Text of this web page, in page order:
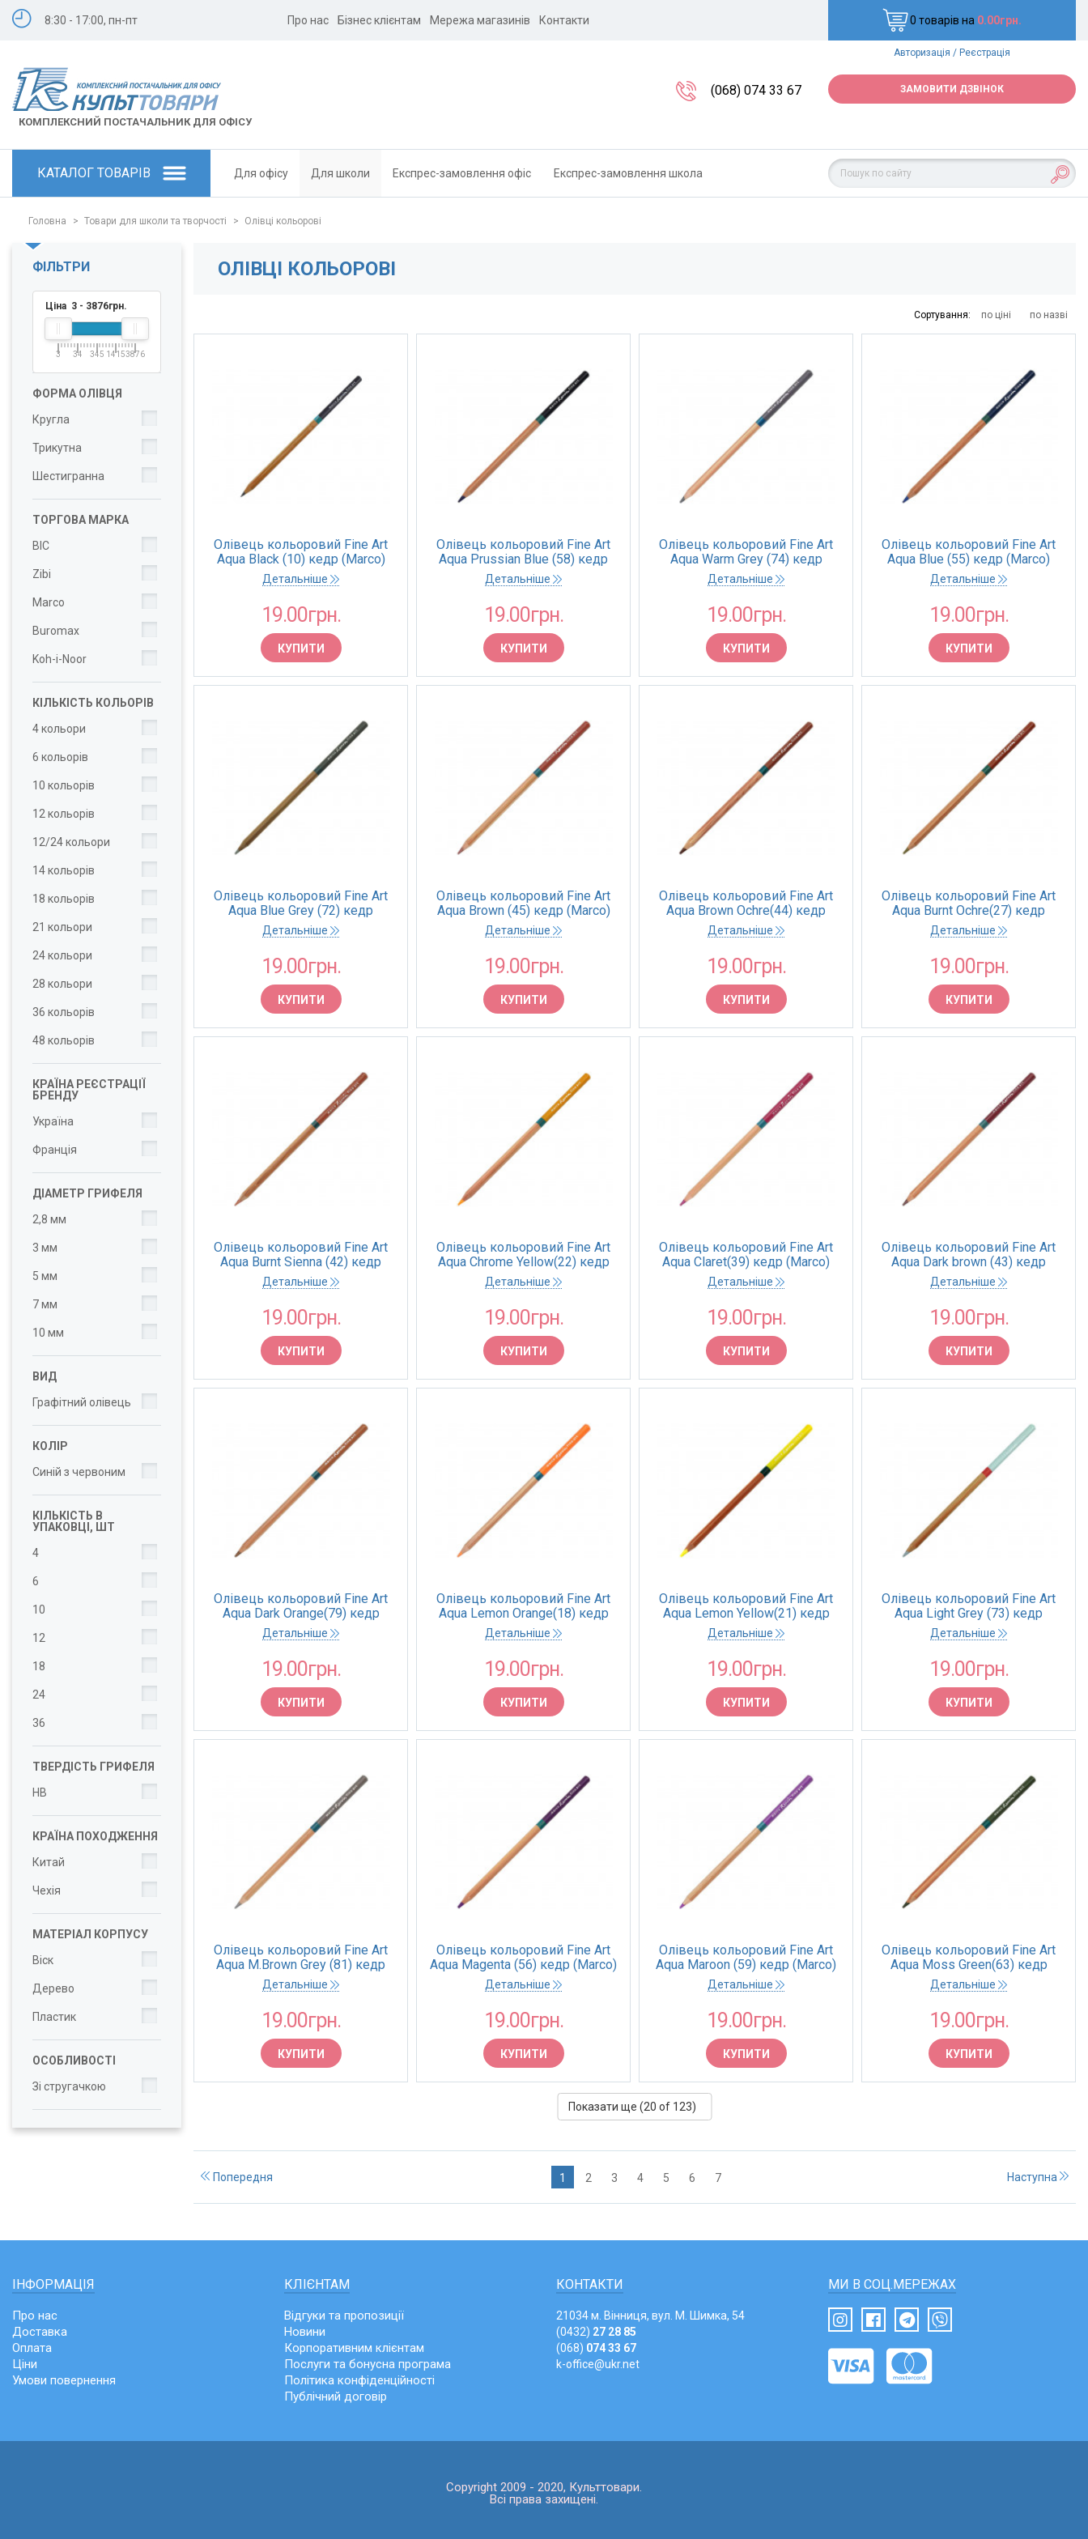
8:30 - 17:00, пн-пт Про нас Бізнес клієнтам Мережа магазинів Контакти 0 товарів на 0.00грн.
Авторизація / Реєстрація
КОМПЛЕКСНИЙ ПОСТАЧАЛЬНИК ДЛЯ ОФІСУ
(068) 074 33 67 ЗАМОВИТИ ДЗВІНОК
КАТАЛОГ ТОВАРІВ Для офісу Для школи Експрес-замовлення офіс Експрес-замовлення школа
Головна > Товари для школи та творчості > Олівці кольорові
ФІЛЬТРИ
Ціна 3 - 3876грн.
3 34 345 14153876
ФОРМА ОЛІВЦЯ
Кругла
Трикутна
Шестигранна
ТОРГОВА МАРКА
BIC
Zibi
Marco
Buromax
Koh-i-Noor
КІЛЬКІСТЬ КОЛЬОРІВ
4 кольори
6 кольорів
10 кольорів
12 кольорів
12/24 кольори
14 кольорів
18 кольорів
21 кольори
24 кольори
28 кольори
36 кольорів
48 кольорів
КРАЇНА РЕЄСТРАЦІЇ
БРЕНДУ
Україна
Франція
ДІАМЕТР ГРИФЕЛЯ
2,8 мм
3 мм
5 мм
7 мм
10 мм
ВИД
Графітний олівець
КОЛІР
Синій з червоним
КІЛЬКІСТЬ В
УПАКОВЦІ, ШТ
4
6
10
12
18
24
36
ТВЕРДІСТЬ ГРИФЕЛЯ
НВ
КРАЇНА ПОХОДЖЕННЯ
Китай
Чехія
МАТЕРІАЛ КОРПУСУ
Віск
Дерево
Пластик
ОСОБЛИВОСТІ
Зі стругачкою
ОЛІВЦІ КОЛЬОРОВІ
Сортування: по ціні по назві
Олівець кольоровий Fine Art
Aqua Black (10) кедр (Marco)
Детальніше
19.00грн.
КУПИТИ
Олівець кольоровий Fine Art
Aqua Prussian Blue (58) кедр
(Marco)
Детальніше
19.00грн.
КУПИТИ
Олівець кольоровий Fine Art
Aqua Warm Grey (74) кедр
(Marco)
Детальніше
19.00грн.
КУПИТИ
Олівець кольоровий Fine Art
Aqua Blue (55) кедр (Marco)
Детальніше
19.00грн.
КУПИТИ
Олівець кольоровий Fine Art
Aqua Blue Grey (72) кедр
(Marco)
Детальніше
19.00грн.
КУПИТИ
Олівець кольоровий Fine Art
Aqua Brown (45) кедр (Marco)
Детальніше
19.00грн.
КУПИТИ
Олівець кольоровий Fine Art
Aqua Brown Ochre(44) кедр
(Marco)
Детальніше
19.00грн.
КУПИТИ
Олівець кольоровий Fine Art
Aqua Burnt Ochre(27) кедр
(Marco)
Детальніше
19.00грн.
КУПИТИ
Олівець кольоровий Fine Art
Aqua Burnt Sienna (42) кедр
(Marco)
Детальніше
19.00грн.
КУПИТИ
Олівець кольоровий Fine Art
Aqua Chrome Yellow(22) кедр
(Marco)
Детальніше
19.00грн.
КУПИТИ
Олівець кольоровий Fine Art
Aqua Claret(39) кедр (Marco)
Детальніше
19.00грн.
КУПИТИ
Олівець кольоровий Fine Art
Aqua Dark brown (43) кедр
(Marco)
Детальніше
19.00грн.
КУПИТИ
Олівець кольоровий Fine Art
Aqua Dark Orange(79) кедр
(Marco)
Детальніше
19.00грн.
КУПИТИ
Олівець кольоровий Fine Art
Aqua Lemon Orange(18) кедр
(Marco)
Детальніше
19.00грн.
КУПИТИ
Олівець кольоровий Fine Art
Aqua Lemon Yellow(21) кедр
(Marco)
Детальніше
19.00грн.
КУПИТИ
Олівець кольоровий Fine Art
Aqua Light Grey (73) кедр
(Marco)
Детальніше
19.00грн.
КУПИТИ
Олівець кольоровий Fine Art
Aqua M.Brown Grey (81) кедр
(Marco)
Детальніше
19.00грн.
КУПИТИ
Олівець кольоровий Fine Art
Aqua Magenta (56) кедр (Marco)
Детальніше
19.00грн.
КУПИТИ
Олівець кольоровий Fine Art
Aqua Maroon (59) кедр (Marco)
Детальніше
19.00грн.
КУПИТИ
Олівець кольоровий Fine Art
Aqua Moss Green(63) кедр
(Marco)
Детальніше
19.00грн.
КУПИТИ
Показати ще (20 of 123)
Попередня 1 2 3 4 5 6 7 Наступна
ІНФОРМАЦІЯ
Про нас
Доставка
Оплата
Ціни
Умови повернення
КЛІЄНТАМ
Відгуки та пропозиції
Новини
Корпоративним клієнтам
Послуги та бонусна програма
Політика конфіденційності
Публічний договір
КОНТАКТИ
21034 м. Вінниця, вул. М. Шимка, 54
(0432) 27 28 85
(068) 074 33 67
k-office@ukr.net
МИ В СОЦ.МЕРЕЖАХ
Copyright 2009 - 2020, Культтовари.
Всі права захищені.